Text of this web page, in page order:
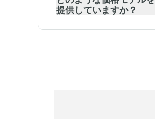
提供していますか？